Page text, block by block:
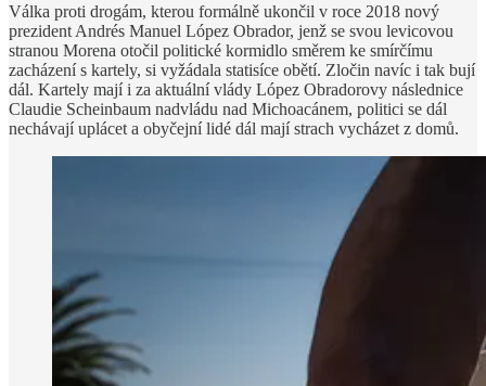
Válka proti drogám, kterou formálně ukončil v roce 2018 nový
prezident Andrés Manuel López Obrador, jenž se svou levicovou
stranou Morena otočil politické kormidlo směrem ke smírčímu
zacházení s kartely, si vyžádala statisíce obětí. Zločin navíc i tak bují
dál. Kartely mají i za aktuální vlády López Obradorovy následnice
Claudie Scheinbaum nadvládu nad Michoacánem, politici se dál
nechávají uplácet a obyčejní lidé dál mají strach vycházet z domů.